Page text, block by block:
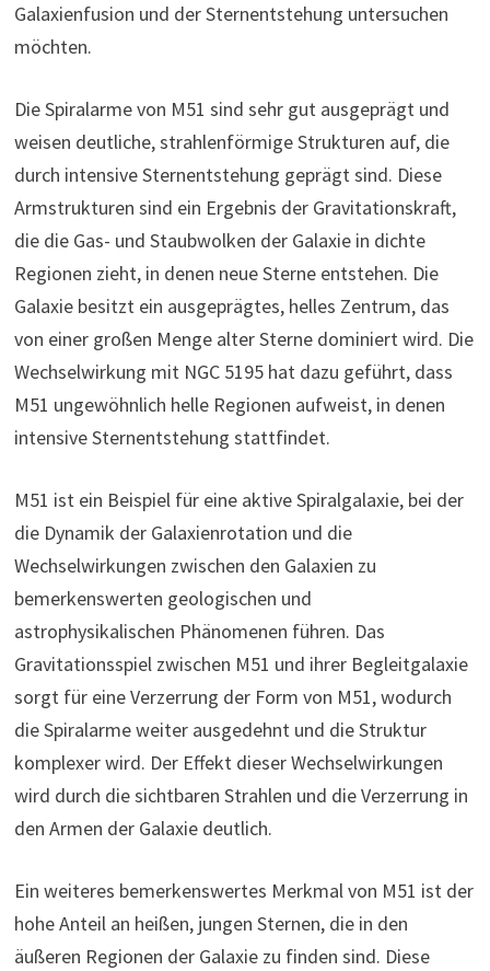
Galaxienfusion und der Sternentstehung untersuchen
möchten.
Die Spiralarme von M51 sind sehr gut ausgeprägt und
weisen deutliche, strahlenförmige Strukturen auf, die
durch intensive Sternentstehung geprägt sind. Diese
Armstrukturen sind ein Ergebnis der Gravitationskraft,
die die Gas- und Staubwolken der Galaxie in dichte
Regionen zieht, in denen neue Sterne entstehen. Die
Galaxie besitzt ein ausgeprägtes, helles Zentrum, das
von einer großen Menge alter Sterne dominiert wird. Die
Wechselwirkung mit NGC 5195 hat dazu geführt, dass
M51 ungewöhnlich helle Regionen aufweist, in denen
intensive Sternentstehung stattfindet.
M51 ist ein Beispiel für eine aktive Spiralgalaxie, bei der
die Dynamik der Galaxienrotation und die
Wechselwirkungen zwischen den Galaxien zu
bemerkenswerten geologischen und
astrophysikalischen Phänomenen führen. Das
Gravitationsspiel zwischen M51 und ihrer Begleitgalaxie
sorgt für eine Verzerrung der Form von M51, wodurch
die Spiralarme weiter ausgedehnt und die Struktur
komplexer wird. Der Effekt dieser Wechselwirkungen
wird durch die sichtbaren Strahlen und die Verzerrung in
den Armen der Galaxie deutlich.
Ein weiteres bemerkenswertes Merkmal von M51 ist der
hohe Anteil an heißen, jungen Sternen, die in den
äußeren Regionen der Galaxie zu finden sind. Diese